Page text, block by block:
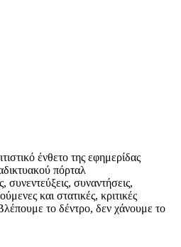
ένθετο της εφημερίδας
πόρταλ
συναντήσεις,
και στατικές, κριτικές
το δέντρο, δεν χάνουμε το